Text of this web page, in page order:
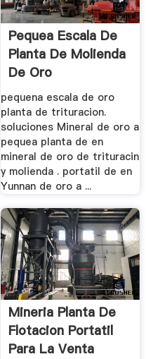
Pequea Escala De
Planta De Molienda
De Oro
pequena escala de oro
planta de trituracion.
soluciones Mineral de oro a
pequea planta de en
mineral de oro de trituracin
y molienda . portatil de en
Yunnan de oro a ...
Mineria Planta De
Flotacion Portatil
Para La Venta